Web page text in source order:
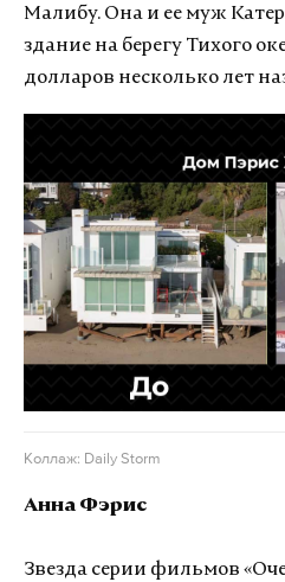
Малибу. Она и ее муж
здание на берегу Тихого
долларов несколько лет
Коллаж: Daily Storm
Анна Фэрис
Звезда серии фильмов